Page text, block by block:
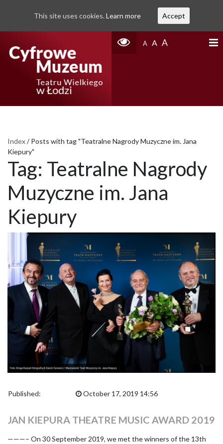
A A A
Index/ Posts with tag "Teatralne Nagrody Muzyczne im. Jana
Kiepury"
Tag: Teatralne Nagrody
Muzyczne im. Jana
Kiepury
Published: October 17, 2019 14:56
JAN KIEPURA THEATRE MUSIC AWARD 2019
———– On 30 September 2019, we met the winners of the 13th
This site uses cookies. Learn more Accept